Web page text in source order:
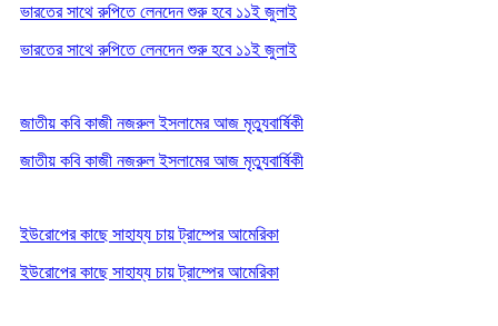
ভারতের সাথে রুপিতে লেনদেন শুরু হবে ১১ই জুলাই
ভারতের সাথে রুপিতে লেনদেন শুরু হবে ১১ই জুলাই
জাতীয় কবি কাজী নজরুল ইসলামের আজ মৃত্যুবার্ষিকী
জাতীয় কবি কাজী নজরুল ইসলামের আজ মৃত্যুবার্ষিকী
ইউরোপের কাছে সাহায্য চায় ট্রাম্পের আমেরিকা
ইউরোপের কাছে সাহায্য চায় ট্রাম্পের আমেরিকা